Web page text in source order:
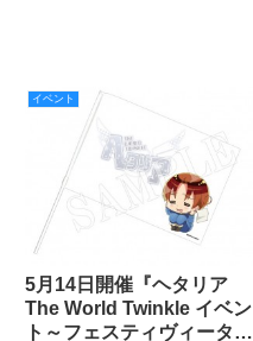
イベント
5月14日開催『ヘタリア
The World Twinkle イベン
ト～フェスティヴィータ～